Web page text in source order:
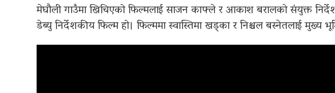
मेघौली गाउँमा खिचिएको फिल्मलाई साजन काफ्ले र आकाश बरालको संयुक्त
डेब्यु निर्देशकीय फिल्म हो। फिल्ममा स्वास्तिमा खड्का र निश्चल बस्नेतलाई मुख्य